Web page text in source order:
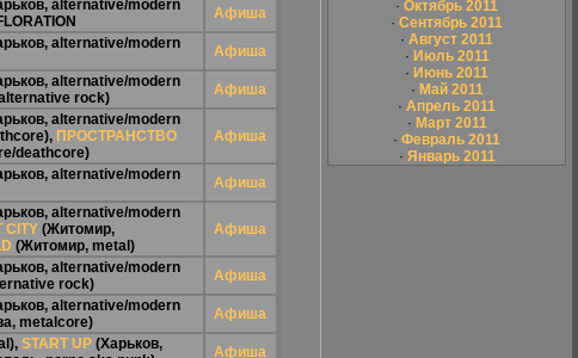
alternative/modern
Афиша
alternative/modern
Афиша
alternative/modern
rock) Афиша
alternative/modern
ПРОСТРАНСТВО
deathcore)
Афиша
alternative/modern
Афиша
alternative/modern
CITY (Житомир,
(Житомир, metal)
Афиша
alternative/modern
rock) Афиша
alternative/modern
metalcore) Афиша
START UP (Харьков,
Афиша
· Октябрь 2011
· Сентябрь 2011
· Август 2011
· Июль 2011
· Июнь 2011
· Май 2011
· Апрель 2011
· Март 2011
· Февраль 2011
· Январь 2011